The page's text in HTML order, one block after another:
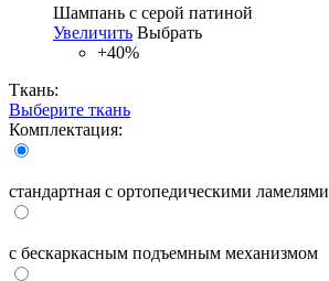
Шампань с серой патиной
Увеличить Выбрать
+40%
Ткань:
Выберите ткань
Комплектация:
стандартная с ортопедическими ламелями
с бескаркасным подъемным механизмом